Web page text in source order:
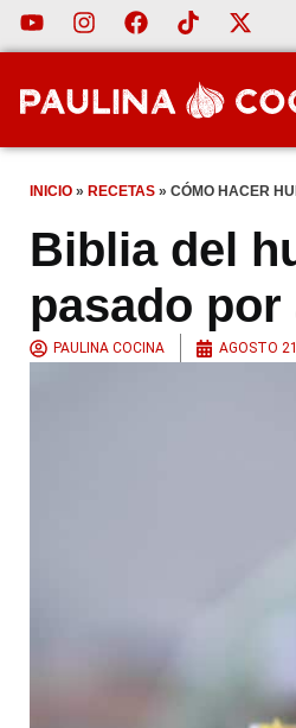
INICIO » RECETAS » CÓMO HACER
Biblia del
pasado por
PAULINA COCINA AGOSTO